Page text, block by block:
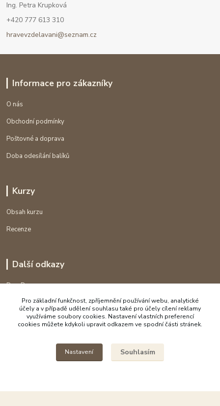
Ing. Petra Krupková
+420 777 613 310
hravevzdelavani@seznam.cz
Informace pro zákazníky
O nás
Obchodní podmínky
Poštovné a doprava
Doba odesílání balíků
Kurzy
Obsah kurzu
Recenze
Další odkazy
DomDom
Pokud máte rádi české dřevěné výrobky, koukněte na DomDom
Pro základní funkčnost, zpříjemnění používání webu, analytické
účely a v případě udělení souhlasu také pro účely cílení reklamy
využíváme soubory cookies. Nastavení vlastních preferencí
cookies můžete kdykoli upravit odkazem ve spodní části stránek.
Nastavení Souhlasím